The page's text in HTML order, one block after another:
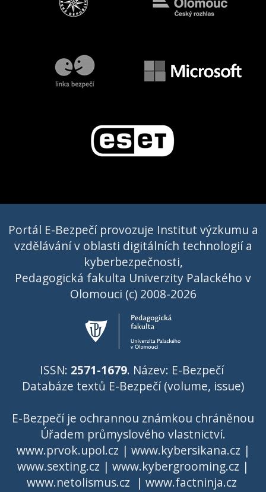
Portál E-Bezpečí provozuje Institut výzkumu a
vzdělávání v oblasti digitálních technologií a
kyberbezpečnosti,
Pedagogická fakulta Univerzity Palackého v
Olomouci (c) 2008-2026
ISSN: 2571-1679. Název: E-Bezpečí
Databáze textů E-Bezpečí (volume, issue)
E-Bezpečí je ochrannou známkou chráněnou
Úřadem průmyslového vlastnictví.
www.prvok.upol.cz | www.kybersikana.cz |
www.sexting.cz | www.kybergrooming.cz |
www.netolismus.cz | www.factninja.cz